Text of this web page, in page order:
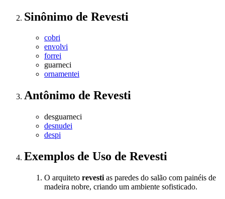
Sinônimo de Revesti
cobri
envolvi
forrei
guarneci
ornamentei
Antônimo de Revesti
desguarneci
desnudei
despi
Exemplos de Uso de Revesti
O arquiteto revesti as paredes do salão com painéis de
madeira nobre, criando um ambiente sofisticado.